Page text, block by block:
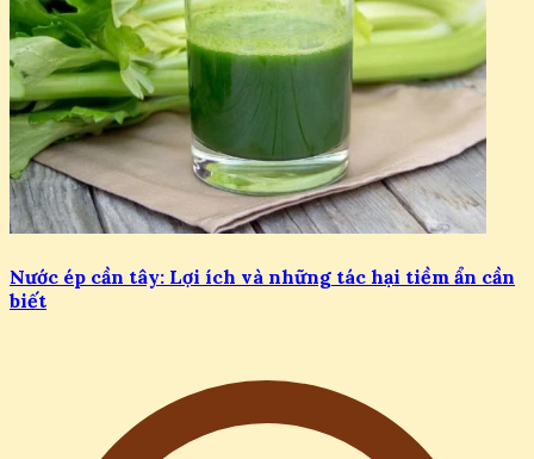
Nước ép cần tây: Lợi ích và những tác hại tiềm ẩn cần
biết